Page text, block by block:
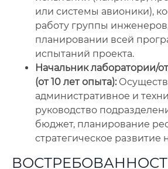
или системы авионики),
работу группы инженеров,
планировании всей
испытаний проекта.
Начальник лаборатории/
(от 10 лет опыта):
административное и
руководство
бюджет, планирование
стратегическое развитие